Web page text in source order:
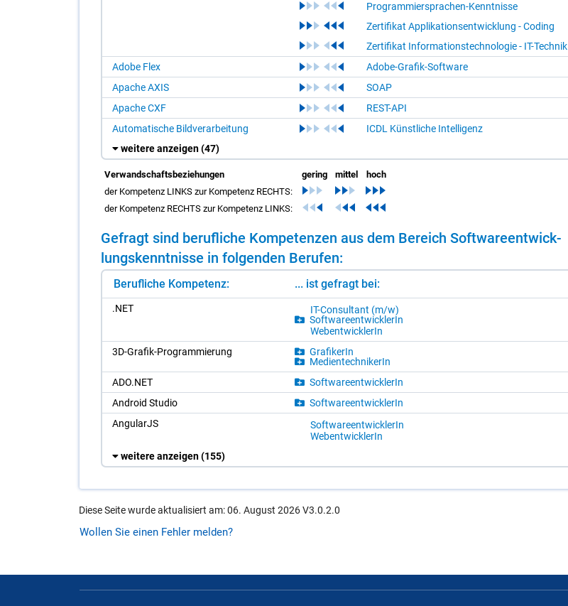
Programmiersprachen-Kenntnisse
Zertifikat Applikationsentwicklung - Coding
Zertifikat Informationstechnologie - IT-Technik
Adobe Flex
Adobe-Grafik-Software
Apache AXIS
SOAP
Apache CXF
REST-API
Automatische Bildverarbeitung
ICDL Künstliche Intelligenz
weitere anzeigen(47)
Verwandschaftsbeziehungen gering mittel
hoch
der Kompetenz LINKS zur Kompetenz RECHTS:
der Kompetenz RECHTS zur Kompetenz LINKS:
Ge­fragt sind be­ruf­li­che Kom­pe­ten­zen aus dem Be­reich Soft­ware­ent­wick­
lungs­kennt­nis­se in fol­gen­den Be­ru­fen:
Berufliche Kompetenz: ... ist gefragt bei:
.NET
IT-Con­sul­tant (m/​w)
Soft­ware­ent­wick­le­rIn
Webent­wick­le­rIn
3D-Gra­fik-Pro­gram­mie­rung
Gra­fi­ke­rIn
Me­di­en­tech­ni­ke­rIn
ADO.NET
Soft­ware­ent­wick­le­rIn
An­dro­id Stu­dio
Soft­ware­ent­wick­le­rIn
An­gu­lar­JS
Soft­ware­ent­wick­le­rIn
Webent­wick­le­rIn
weitere anzeigen(155)
Diese Seite wurde aktualisiert am: 06. August 2026 V3.0.2.0
Wollen Sie einen Fehler melden?